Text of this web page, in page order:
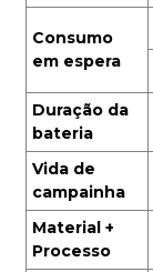
Consumo
em espera
Duração da
bateria
Vida de
campainha
Material +
Processo